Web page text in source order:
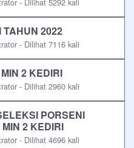
TAHUN 2022
- Dilihat 7116 kali
2 KEDIRI
- Dilihat 2960 kali
PORSENI
2 KEDIRI
- Dilihat 4696 kali